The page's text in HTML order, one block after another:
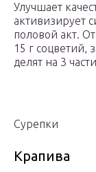
Улучшает
активизирует
половой акт.
15 г соцветий,
делят на 3
Сурепки
Крапива